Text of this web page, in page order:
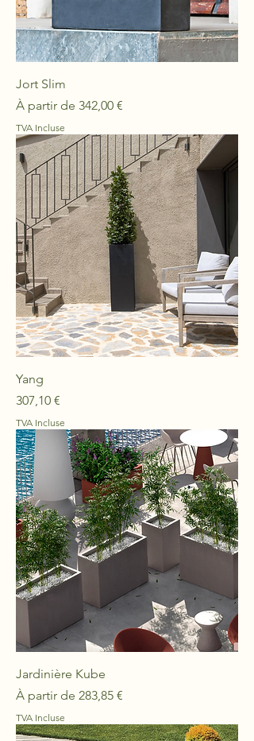
Jort Slim
À partir de 342,00 €
Prix promotionnel
TVA Incluse
Yang
Prix
307,10 €
TVA Incluse
Jardinière Kube
À partir de 283,85 €
Prix promotionnel
TVA Incluse